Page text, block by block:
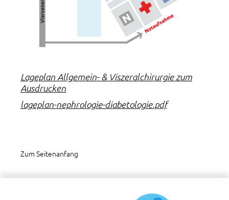
Lageplan Allgemein- & Viszeralchirurgie zum
Ausdrucken
lageplan-nephrologie-diabetologie.pdf
Zum Seitenanfang